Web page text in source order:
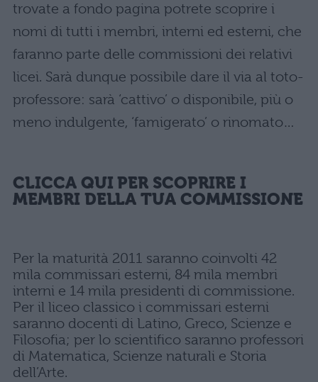
trovate a fondo pagina potrete scoprire i
nomi di tutti i membri, interni ed esterni, che
faranno parte delle commissioni dei relativi
licei. Sarà dunque possibile dare il via al toto-
professore: sarà ‘cattivo’ o disponibile, più o
meno indulgente, ‘famigerato’ o rinomato…
CLICCA QUI PER SCOPRIRE I
MEMBRI DELLA TUA COMMISSIONE
Per la maturità 2011 saranno coinvolti 42
mila commissari esterni, 84 mila membri
interni e 14 mila presidenti di commissione.
Per il liceo classico i commissari esterni
saranno docenti di Latino, Greco, Scienze e
Filosofia; per lo scientifico saranno professori
di Matematica, Scienze naturali e Storia
dell’Arte.